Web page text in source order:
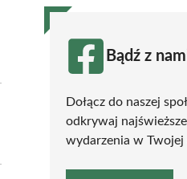
Bądź z
Dołącz do naszej
odkrywaj
wydarzenia w Twojej